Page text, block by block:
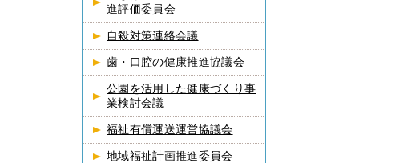
進評価委員会
自殺対策連絡会議
歯・口腔の健康推進協議会
公園を活用した健康づくり事
業検討会議
福祉有償運送運営協議会
地域福祉計画推進委員会